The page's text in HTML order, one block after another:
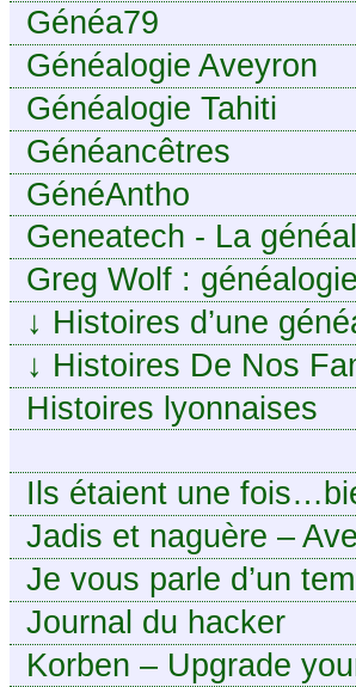
Généa79
Généalogie Aveyron
Généalogie Tahiti
Généancêtres
GénéAntho
Geneatech - La
numérique à portée
Greg Wolf :
↓ Histoires d’une
Léonarde
↓ Histoires De Nos
Blog de généalogie
Histoires lyonnaises
https://
Ils étaient une
chez mes ancêtres. –
histoire tourangelle,
seulement.
Jadis et naguère –
généalogiques de
aux contreforts des
Je vous parle d’un
Journal du hacker
Korben – Upgrade